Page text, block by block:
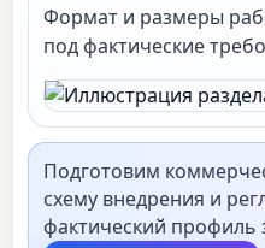
Формат и размеры
под фактические
Подготовим
схему внедрения и
фактический профиль